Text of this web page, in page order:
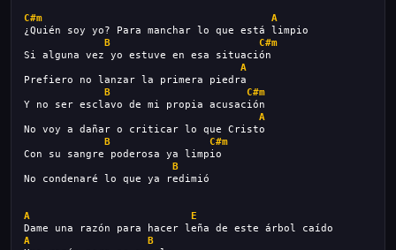
C#m
A
¿Quién soy yo? Para manchar lo que está limpio
B
C#m
Si alguna vez yo estuve en esa situación
A
Prefiero no lanzar la primera piedra
B
C#m
Y no ser esclavo de mi propia acusación
A
No voy a dañar o criticar lo que Cristo
B
C#m
Con su sangre poderosa ya limpio
B
No condenaré lo que ya redimió
A
E
Dame una razón para hacer leña de este árbol caído
A
B